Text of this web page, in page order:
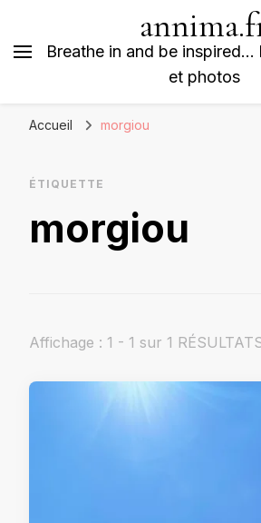
Breathe in and be
et photos
Accueil morgiou
ÉTIQUETTE
morgiou
Affichage : 1 - 1 sur 1